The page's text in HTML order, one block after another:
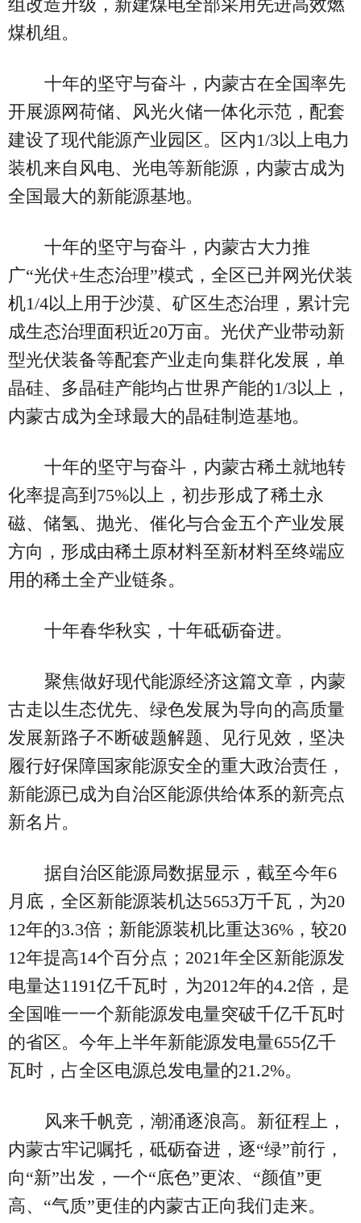
组改造升级，新建煤电全部采用先进高效燃
煤机组。
十年的坚守与奋斗，内蒙古在全国率先
开展源网荷储、风光火储一体化示范，配套
建设了现代能源产业园区。区内1/3以上电力
装机来自风电、光电等新能源，内蒙古成为
全国最大的新能源基地。
十年的坚守与奋斗，内蒙古大力推
广“光伏+生态治理”模式，全区已并网光伏装
机1/4以上用于沙漠、矿区生态治理，累计完
成生态治理面积近20万亩。光伏产业带动新
型光伏装备等配套产业走向集群化发展，单
晶硅、多晶硅产能均占世界产能的1/3以上，
内蒙古成为全球最大的晶硅制造基地。
十年的坚守与奋斗，内蒙古稀土就地转
化率提高到75%以上，初步形成了稀土永
磁、储氢、抛光、催化与合金五个产业发展
方向，形成由稀土原材料至新材料至终端应
用的稀土全产业链条。
十年春华秋实，十年砥砺奋进。
聚焦做好现代能源经济这篇文章，内蒙
古走以生态优先、绿色发展为导向的高质量
发展新路子不断破题解题、见行见效，坚决
履行好保障国家能源安全的重大政治责任，
新能源已成为自治区能源供给体系的新亮点
新名片。
据自治区能源局数据显示，截至今年6
月底，全区新能源装机达5653万千瓦，为20
12年的3.3倍；新能源装机比重达36%，较20
12年提高14个百分点；2021年全区新能源发
电量达1191亿千瓦时，为2012年的4.2倍，是
全国唯一一个新能源发电量突破千亿千瓦时
的省区。今年上半年新能源发电量655亿千
瓦时，占全区电源总发电量的21.2%。
风来千帆竞，潮涌逐浪高。新征程上，
内蒙古牢记嘱托，砥砺奋进，逐“绿”前行，
向“新”出发，一个“底色”更浓、“颜值”更
高、“气质”更佳的内蒙古正向我们走来。